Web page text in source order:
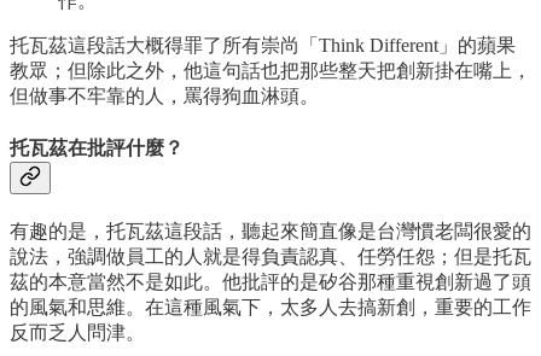
托瓦茲這段話大概得罪了所有崇尚「Think Different」的蘋果
教眾；但除此之外，他這句話也把那些整天把創新掛在嘴上，
但做事不牢靠的人，罵得狗血淋頭。
托瓦茲在批評什麼？
有趣的是，托瓦茲這段話，聽起來簡直像是台灣慣老闆很愛的
說法，強調做員工的人就是得負責認真、任勞任怨；但是托瓦
茲的本意當然不是如此。他批評的是矽谷那種重視創新過了頭
的風氣和思維。在這種風氣下，太多人去搞新創，重要的工作
反而乏人問津。